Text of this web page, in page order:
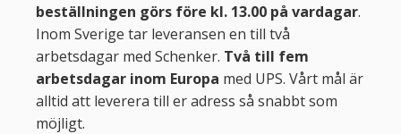
beställningen görs före kl. 13.00 på vardagar.
Inom Sverige tar leveransen en till två
arbetsdagar med Schenker. Två till fem
arbetsdagar inom Europa med UPS. Vårt mål är
alltid att leverera till er adress så snabbt som
möjligt.